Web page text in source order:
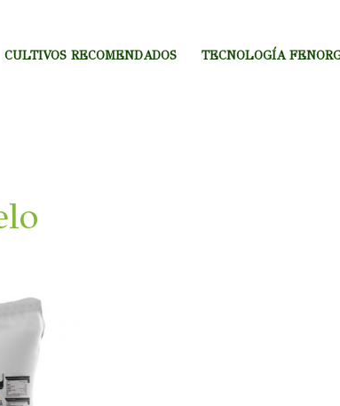
CULTIVOS RECOMENDADOS TECNOLOGÍA